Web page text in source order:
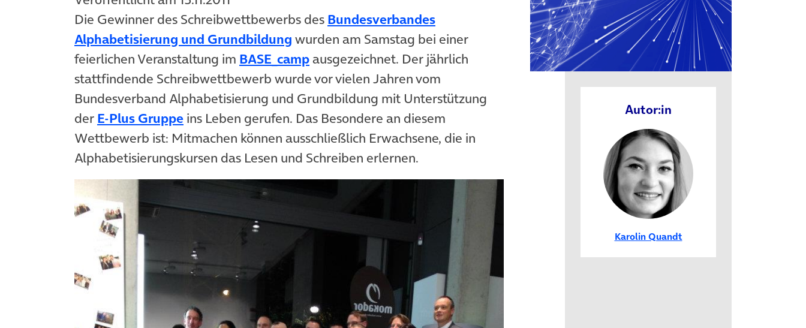
Die Gewinner des Schreibwettbewerbs des Bundesverbandes
Alphabetisierung und Grundbildung wurden am Samstag bei einer
feierlichen Veranstaltung im BASE_campausgezeichnet. Der jährlich
stattfindende Schreibwettbewerb wurde vor vielen Jahren vom
Bundesverband Alphabetisierung und Grundbildung mit Unterstützung
der E-Plus Gruppe ins Leben gerufen. Das Besondere an diesem
Wettbewerb ist: Mitmachen können ausschließlich Erwachsene, die in
Alphabetisierungskursen das Lesen und Schreiben erlernen.
Autor:in
Karolin Quandt